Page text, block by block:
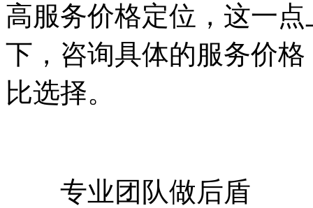
高服务价格定位，这一
下，咨询具体的服务价
比选择。
专业团队做后盾